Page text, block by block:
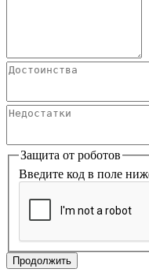
Защита от роботов
Введите код в поле
Продолжить